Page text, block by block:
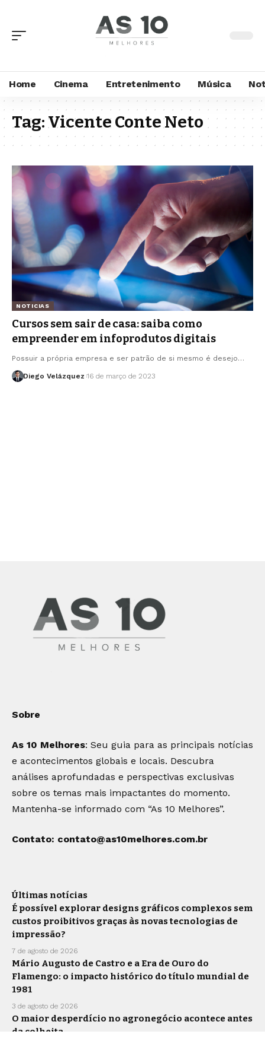
Home Cinema Entretenimento Música
Tag:Vicente Conte Neto
NOTICIAS
Cursos sem sair de casa: saiba como
empreender em infoprodutos digitais
Possuir a própria empresa e ser patrão de si mesmo é desejo…
Diego Velázquez 16 de março de 2023
Sobre
As 10 Melhores: Seu guia para as principais notícias
e acontecimentos globais e locais. Descubra
análises aprofundadas e perspectivas exclusivas
sobre os temas mais impactantes do momento.
Mantenha-se informado com “As 10 Melhores”.
Contato: contato@as10melhores.com.br
Últimas notícias
É possível explorar designs gráficos complexos sem
custos proibitivos graças às novas tecnologias de
impressão?
7 de agosto de 2026
Mário Augusto de Castro e a Era de Ouro do
Flamengo: o impacto histórico do título mundial de
1981
3 de agosto de 2026
O maior desperdício no agronegócio acontece antes
da colheita